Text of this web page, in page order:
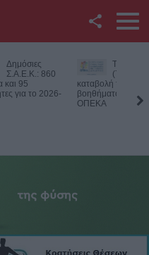
με το
Την Παρασκευή
(7/8) η δεύτερη
του
του ΛΑΕ-
Νεκρός
αγροτική
περιοχή του
Πιθανό